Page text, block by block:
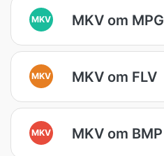
MKV MKV om MPG
MKV MKV om FLV
MKV MKV om BMP